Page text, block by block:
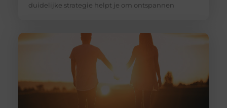
duidelijke strategie helpt je om ontspannen